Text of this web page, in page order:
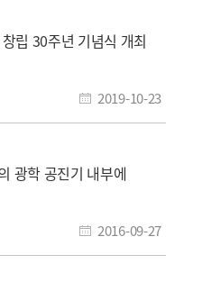
립 30주년 기념식 개최
2019-10-23
광학 공진기 내부에
2016-09-27